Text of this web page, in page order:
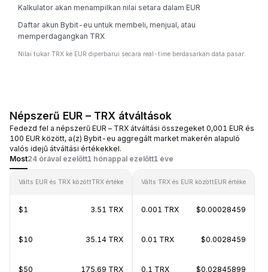
Kalkulator akan menampilkan nilai setara dalam EUR
Daftar akun Bybit-eu untuk membeli, menjual, atau
memperdagangkan TRX
Nilai tukar TRX ke EUR diperbarui secara real-time berdasarkan data pasar.
Népszerű EUR – TRX átváltások
Fedezd fel a népszerű EUR – TRX átváltási összegeket 0,001 EUR és
100 EUR között, a(z) Bybit-eu aggregált market makerén alapuló
valós idejű átváltási értékekkel.
Most24 órával ezelőtt1 hónappal ezelőtt1 éve
Válts EUR és TRX közöttTRX értéke
$1 3.51 TRX
$10 35.14 TRX
$50 175.69 TRX
Válts TRX és EUR közöttEUR értéke
0.001 TRX $0.00028459
0.01 TRX $0.0028459
0.1 TRX $0.02845899